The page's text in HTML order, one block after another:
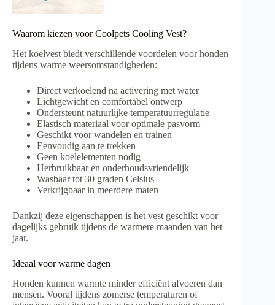
Waarom kiezen voor Coolpets Cooling Vest?
Het koelvest biedt verschillende voordelen voor honden
tijdens warme weersomstandigheden:
Direct verkoelend na activering met water
Lichtgewicht en comfortabel ontwerp
Ondersteunt natuurlijke temperatuurregulatie
Elastisch materiaal voor optimale pasvorm
Geschikt voor wandelen en trainen
Eenvoudig aan te trekken
Geen koelelementen nodig
Herbruikbaar en onderhoudsvriendelijk
Wasbaar tot 30 graden Celsius
Verkrijgbaar in meerdere maten
Dankzij deze eigenschappen is het vest geschikt voor
dagelijks gebruik tijdens de warmere maanden van het
jaar.
Ideaal voor warme dagen
Honden kunnen warmte minder efficiënt afvoeren dan
mensen. Vooral tijdens zomerse temperaturen of